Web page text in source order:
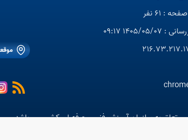
: 61 نفر
05/07 09:17
به سازمان آموزش فنی و حرفه ای کشور می باشد.